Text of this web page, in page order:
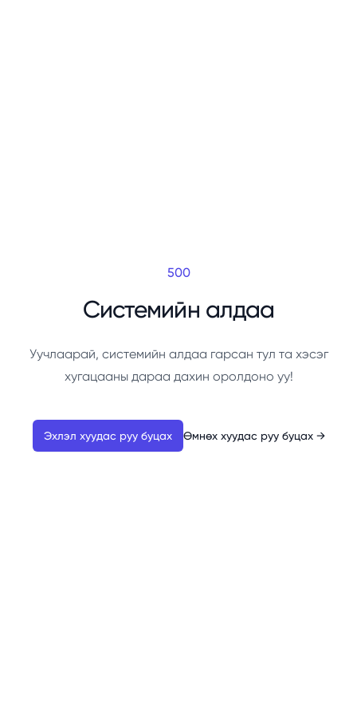
500
Системийн алдаа
Уучлаарай, системийн алдаа гарсан тул та хэсэг
хугацааны дараа дахин оролдоно уу!
Эхлэл хуудас руу буцах Өмнөх хуудас руу буцах →